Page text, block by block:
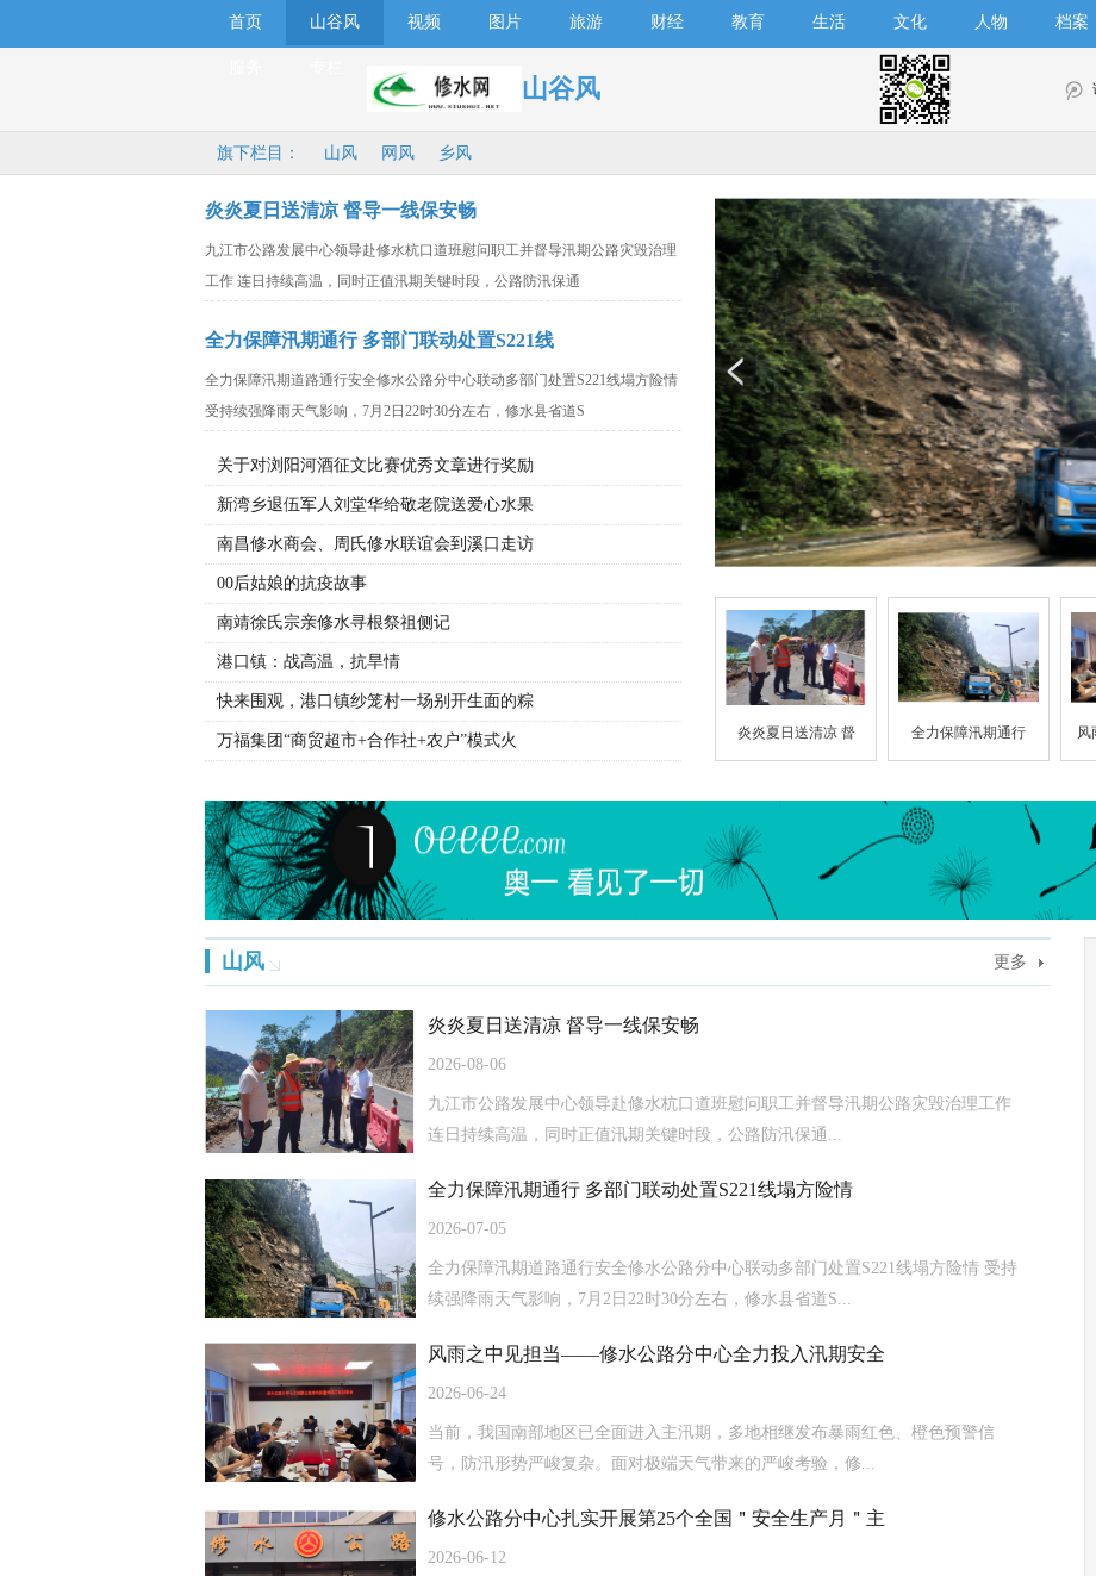
首页 山谷风 视频 图片 旅游 财经 教育 生活 文化 人物 档案
山谷风
旗下栏目： 山风 网风 乡风
炎炎夏日送清凉 督导一线保安畅
九江市公路发展中心领导赴修水杭口道班慰问职工并督导汛期公路灾毁治理
工作 连日持续高温，同时正值汛期关键时段，公路防汛保通
全力保障汛期通行 多部门联动处置S221线
全力保障汛期道路通行安全修水公路分中心联动多部门处置S221线塌方险情
受持续强降雨天气影响，7月2日22时30分左右，修水县省道S
关于对浏阳河酒征文比赛优秀文章进行奖励
新湾乡退伍军人刘堂华给敬老院送爱心水果
南昌修水商会、周氏修水联谊会到溪口走访
00后姑娘的抗疫故事
南靖徐氏宗亲修水寻根祭祖侧记
港口镇：战高温，抗旱情
快来围观，港口镇纱笼村一场别开生面的粽
万福集团“商贸超市+合作社+农户”模式火
炎炎夏日送清凉 督导一线保安畅
修水公路分中心扎实开展第25个全国＂
修水县深化“公租房申请一件事”集成
县领导赴深圳走访看望修水籍95后航天
炎炎夏日送清凉 督 全力保障汛期通行
山风 更多
炎炎夏日送清凉 督导一线保安畅
2026-08-06
九江市公路发展中心领导赴修水杭口道班慰问职工并督导汛期公路灾毁治理工作
连日持续高温，同时正值汛期关键时段，公路防汛保通...
全力保障汛期通行 多部门联动处置S221线塌方险情
2026-07-05
全力保障汛期道路通行安全修水公路分中心联动多部门处置S221线塌方险情 受持
续强降雨天气影响，7月2日22时30分左右，修水县省道S...
风雨之中见担当——修水公路分中心全力投入汛期安全
2026-06-24
当前，我国南部地区已全面进入主汛期，多地相继发布暴雨红色、橙色预警信
号，防汛形势严峻复杂。面对极端天气带来的严峻考验，修...
修水公路分中心扎实开展第25个全国＂安全生产月＂主
2026-06-12